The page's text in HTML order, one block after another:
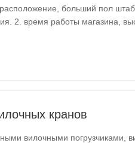
больший пол
2. время работы магазина,
каретку также называют…
кранов
вилочными погрузчиками,